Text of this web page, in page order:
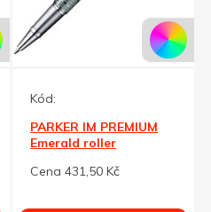
Kód:
PARKER IM PREMIUM
Emerald roller
Cena 431,50 Kč